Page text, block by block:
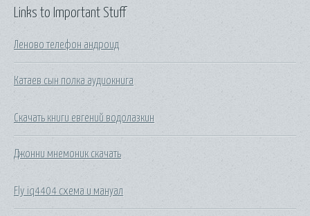
Links to Important Stuff
Леново телефон андроид
Катаев сын полка аудиокнига
Скачать книги евгений водолазкин
Джонни мнемоник скачать
Fly iq4404 схема и мануал